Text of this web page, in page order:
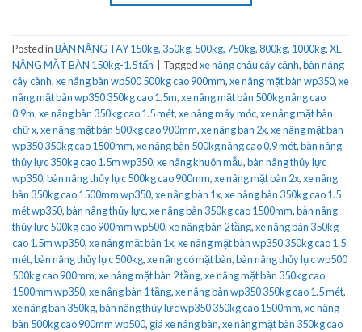
Posted inBÀN NÂNG TAY 150kg, 350kg, 500kg, 750kg, 800kg, 1000kg,XE
NÂNG MẶT BÀN 150kg-1.5 tấn
Taggedxe nâng chậu cây cảnh,bàn nâng
cây cành,xe nâng bàn wp500 500kg cao 900mm,xe nâng mặt bàn wp350,xe
nâng mặt bàn wp350 350kg cao 1.5m,xe nâng mặt bàn 500kg nâng cao
0.9m,xe nâng bàn 350kg cao 1.5 mét,xe nâng máy móc,xe nâng mặt bàn
chữ x,xe nâng mặt bàn 500kg cao 900mm,xe nâng bàn 2x,xe nâng mặt bàn
wp350 350kg cao 1500mm,xe nâng bàn 500kg nâng cao 0.9 mét,bàn nâng
thủy lực 350kg cao 1.5m wp350,xe nâng khuôn mẫu,bàn nâng thủy lực
wp350,bàn nâng thủy lực 500kg cao 900mm,xe nâng mặt bàn 2x,xe nâng
bàn 350kg cao 1500mm wp350,xe nâng bàn 1x,xe nâng bàn 350kg cao 1.5
mét wp350,bàn nâng thủy lực,xe nâng bàn 350kg cao 1500mm,bàn nâng
thủy lực 500kg cao 900mm wp500,xe nâng bàn 2 tầng,xe nâng bàn 350kg
cao 1.5m wp350,xe nâng mặt bàn 1x,xe nâng mặt bàn wp350 350kg cao 1.5
mét,bàn nâng thủy lực 500kg,xe nâng có mặt bàn,bàn nâng thủy lực wp500
500kg cao 900mm,xe nâng mặt bàn 2 tầng,xe nâng mặt bàn 350kg cao
1500mm wp350,xe nâng bàn 1 tầng,xe nâng bàn wp350 350kg cao 1.5 mét,
xe nâng bàn 350kg,bàn nâng thủy lực wp350 350kg cao 1500mm,xe nâng
bàn 500kg cao 900mm wp500, giá xe nâng bàn,xe nâng mặt bàn 350kg cao